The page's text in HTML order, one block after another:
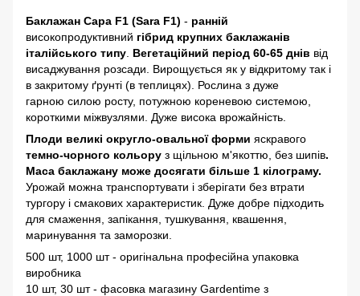
Баклажан Сара F1 (Sara F1) - ранній
високопродуктивний гібрид крупних баклажанів
італійського типу Вегетаційний період 60-65 днів від
висаджування розсади. Вирощується як у відкритому так і
в закритому ґрунті (в теплицях). Рослина з дуже
гарною силою росту, потужною кореневою системою,
короткими міжвузлями. Дуже висока врожайність.
Плоди великі округло-овальної форми яскравого
темно-чорного кольору з щільною м'якоттю, без шипів.
Маса баклажану може досягати більше 1 кілограму.
Урожай можна транспортувати і зберігати без втрати
тургору і смакових характеристик. Дуже добре підходить
для смаження, запікання, тушкування, квашення,
маринування та заморозки.
500 шт, 1000 шт - оригінальна професійна упаковка
виробника
10 шт, 30 шт - фасовка магазину Gardentime з